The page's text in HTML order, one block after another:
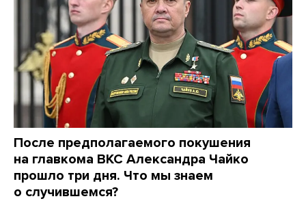
После предполагаемого покушения
на главкома ВКС Александра Чайко
прошло три дня. Что мы знаем
о случившемся?